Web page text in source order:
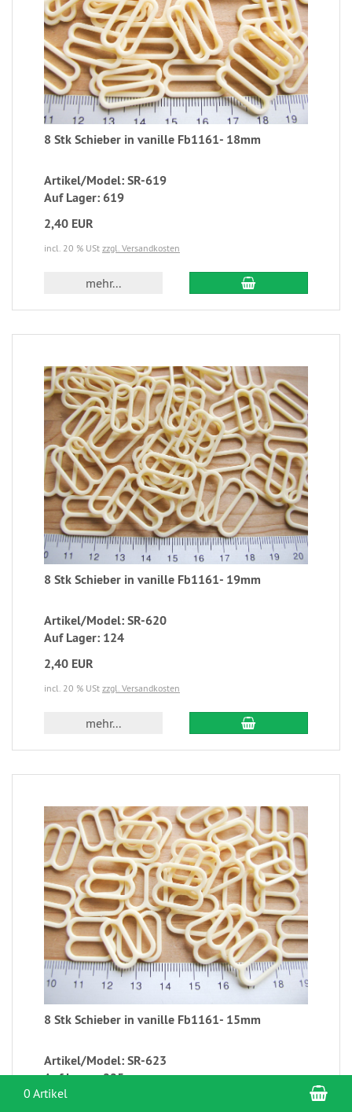
8 Stk Schieber in vanille Fb1161- 18mm
Artikel/Model: SR-619
Auf Lager: 619
2,40 EUR
incl. 20 % USt zzgl. Versandkosten
mehr...
8 Stk Schieber in vanille Fb1161- 19mm
Artikel/Model: SR-620
Auf Lager: 124
2,40 EUR
incl. 20 % USt zzgl. Versandkosten
mehr...
8 Stk Schieber in vanille Fb1161- 15mm
Artikel/Model: SR-623
Auf Lager: 225
2,40 EUR
0 Artikel